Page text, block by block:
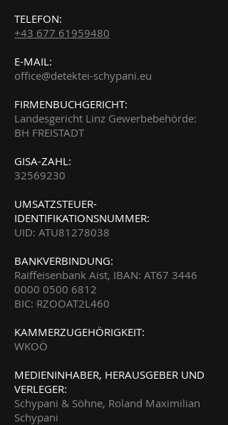
TELEFON:
+43 677 61959480
E-MAIL:
office@detektei-schypani.eu
FIRMENBUCHGERICHT:
Landesgericht Linz Gewerbebehörde:
BH FREISTADT
GISA-ZAHL:
32569230
UMSATZSTEUER-
IDENTIFIKATIONSNUMMER:
UID: ATU81278038
BANKVERBINDUNG:
Raiffeisenbank Aist, IBAN: AT67 3446
0000 0500 6812
BIC: RZOOAT2L460
KAMMERZUGEHÖRIGKEIT:
WKOÖ
MEDIENINHABER, HERAUSGEBER UND
VERLEGER:
Schypani & Söhne, Roland Maximilian
Schypani